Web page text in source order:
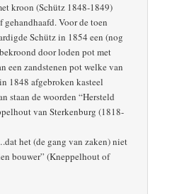
kroon (Schütz 1848-1849)
Voor de toen
Schütz in 1854 een (nog
door loden pot met
een zandstenen pot welke van
1848 afgebroken kasteel
staan de woorden “Hersteld
van Sterkenburg (1818-
het (de gang van zaken) niet
bouwer” (Kneppelhout of